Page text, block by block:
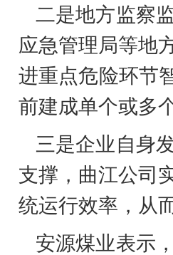
二是地方监察
应急管理局等地
进重点危险环节
前建成单个或多
三是企业自身
支撑，曲江公司
统运行效率，从
安源煤业表示